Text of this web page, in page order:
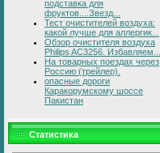
подставка для
фруктов....Звезд...
Тест очистителей воздуха:
какой лучше для аллергик...
Обзор очистителя воздуха
Philips AC3256. Избавляем...
На товарных поездах через
Россию (трейлер).
опасные дороги
Каракорумскому шоссе
Пакистан
Статистика